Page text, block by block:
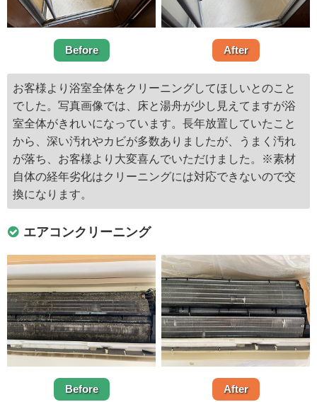
Before After
お客様より浴室全体をクリーニングしてほしいとのこと
でした。写真画像では、床と湯舟が少し見えてますが浴
室全体がきれいになっています。長年放置していたこと
から、深い汚れやカビが多数ありましたが、うまく汚れ
が落ち、お客様より大変喜んでいただけました。※素材
自体の経年劣化はクリーニングには対応できないので交
換になります。
エアコンクリーニング
Before After